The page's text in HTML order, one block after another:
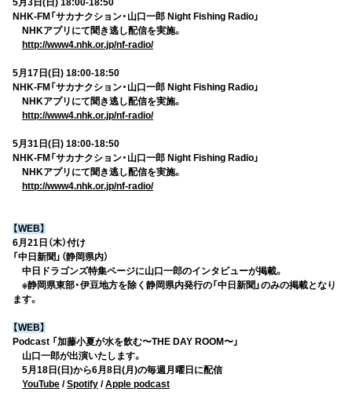
5月3日(日) 18:00-18:50
NHK-FM「サカナクション・山口一郎 Night Fishing Radio」
NHKアプリにて聞き逃し配信を実施。
http://www4.nhk.or.jp/nf-radio/
5月17日(日) 18:00-18:50
NHK-FM「サカナクション・山口一郎 Night Fishing Radio」
NHKアプリにて聞き逃し配信を実施。
http://www4.nhk.or.jp/nf-radio/
5月31日(日) 18:00-18:50
NHK-FM「サカナクション・山口一郎 Night Fishing Radio」
NHKアプリにて聞き逃し配信を実施。
http://www4.nhk.or.jp/nf-radio/
【WEB】
6月21日（木）付け
「中日新聞」（静岡県内）
中日ドラゴンズ特集ページに山口一郎のインタビューが掲載。
※静岡県東部・伊豆地方を除く静岡県内発行の「中日新聞」のみの掲載となり
ます。
【WEB】
Podcast 「加藤小夏が水を飲む〜THE DAY ROOM〜」
山口一郎が出演いたします。
5月18日(日)から6月8日(月)の毎週月曜日に配信
YouTube /Spotify /Apple podcast